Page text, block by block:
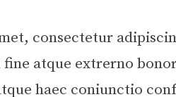
consectetur
atque extrerno
haec coniunctio